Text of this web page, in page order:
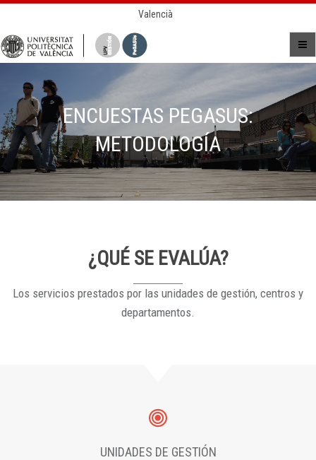
Valencià
ENCUESTAS PEGASUS:
METODOLOGÍA
¿QUÉ SE EVALÚA?
Los servicios prestados por las unidades de gestión, centros y
departamentos.
UNIDADES DE GESTIÓN